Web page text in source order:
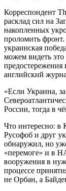
Корреспондент
расклад сил на
накопленных
проломить
украинская
можем видеть это
английский
«Если Украина,
России, тогда в
Что интересно: в
Русофоб и друг
обнаружил, но
«перемоге» и в
вооружения в
процессе
не Орбан, а